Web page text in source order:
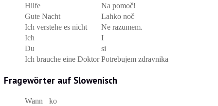
Hilfe
Na pomoč!
Gute Nacht
Lahko noč
Ich verstehe es nicht
Ne razumem.
Ich
I
Du
si
Ich brauche eine Doktor Potrebujem zdravnika
Fragewörter auf Slowenisch
Wann
ko